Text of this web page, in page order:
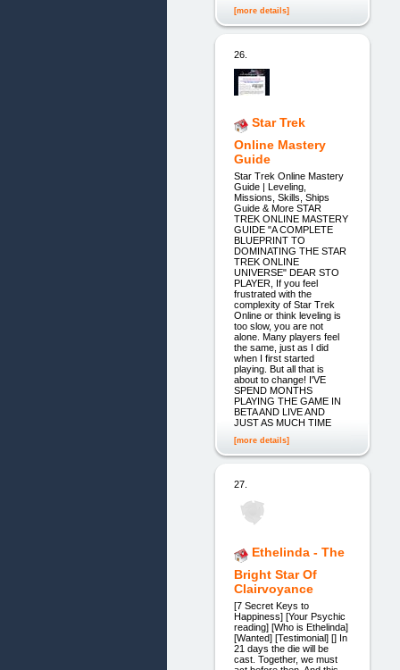
[more details]
26.
Star Trek
Online Mastery
Guide
Star Trek Online Mastery
Guide | Leveling,
Missions, Skills, Ships
Guide & More STAR
TREK ONLINE MASTERY
GUIDE "A COMPLETE
BLUEPRINT TO
DOMINATING THE STAR
TREK ONLINE
UNIVERSE" DEAR STO
PLAYER, If you feel
frustrated with the
complexity of Star Trek
Online or think leveling is
too slow, you are not
alone. Many players feel
the same, just as I did
when I first started
playing. But all that is
about to change! I'VE
SPEND MONTHS
PLAYING THE GAME IN
BETA AND LIVE AND
JUST AS MUCH TIME
[more details]
27.
Ethelinda - The
Bright Star Of
Clairvoyance
[7 Secret Keys to
Happiness] [Your Psychic
reading] [Who is Ethelinda]
[Wanted] [Testimonial] [] In
21 days the die will be
cast. Together, we must